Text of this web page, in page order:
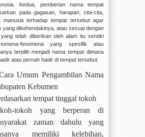
Kedua, pemberian nama tempat
pada gagasan, harapan, cita-cita,
terhadap tempat tersebut agar
yang dikehendakinya, atau sesuai dengan
telah diberikan oleh alam itu sendiri
fenomena yang spesifik atau
terpilih menjadi nama tempat dimana
atau pernah hadir di tempat tersebut.
Umum Pengambilan Nama
Kebumen
tempat tinggal tokoh
tokoh yang berperan di
zaman dahulu yang
memiliki kelebihan,